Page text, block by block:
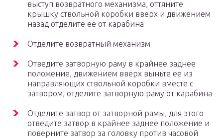
выступ возвратного механизма, оттяните
крышку ствольной коробки вверх и движением
назад отделите ее от карабина
Отделите возвратный механизм
Отведите затворную раму в крайнее заднее
положение, движением вверх выньте ее из
направляющих ствольной коробки вместе с
затвором, отделите затворную раму от карабина
Отделите затвор от затворной рамы, для этого
отведите затвор в крайнее заднее положение и
поверните затвор за головку против часовой